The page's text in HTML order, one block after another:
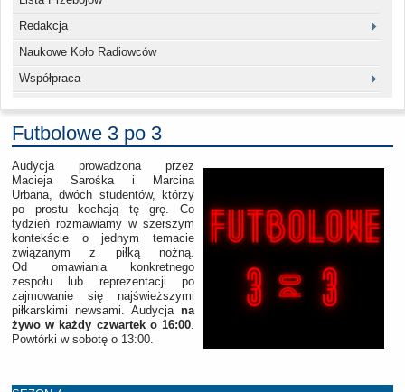
Redakcja
Naukowe Koło Radiowców
Współpraca
Futbolowe 3 po 3
Audycja prowadzona przez
Macieja Sarośka i Marcina
Urbana, dwóch studentów, którzy
po prostu kochają tę grę. Co
tydzień rozmawiamy w szerszym
kontekście o jednym temacie
związanym z piłką nożną.
Od omawiania konkretnego
zespołu lub reprezentacji po
zajmowanie się najświeższymi
piłkarskimi newsami. Audycja na
żywo w każdy czwartek o 16:00.
Powtórki w sobotę o 13:00.